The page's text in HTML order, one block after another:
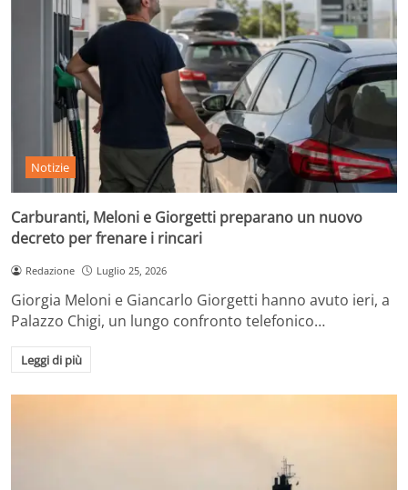
Notizie
Carburanti, Meloni e Giorgetti preparano un nuovo
decreto per frenare i rincari
Redazione Luglio 25, 2026
Giorgia Meloni e Giancarlo Giorgetti hanno avuto ieri, a
Palazzo Chigi, un lungo confronto telefonico…
Leggi di più